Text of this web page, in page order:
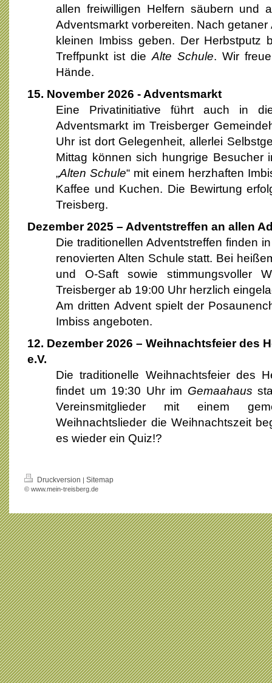
allen freiwilligen Helfern säubern und
Adventsmarkt vorbereiten. Nach
kleinen Imbiss geben. Der Herbstputz
Treffpunkt ist die Alte Schule. Wir
Hände.
15. November 2026 - Adventsmarkt
Eine Privatinitiative führt auch in
Adventsmarkt im Treisberger
Uhr ist dort Gelegenheit, allerlei
Mittag können sich hungrige Besucher
„Alten Schule“ mit einem herzhaften
Kaffee und Kuchen. Die Bewirtung
Treisberg.
Dezember 2025 – Adventstreffen an allen
Die traditionellen Adventstreffen finden
renovierten Alten Schule statt. Bei
und O-Saft sowie stimmungsvoller
Treisberger ab 19:00 Uhr herzlich
Am dritten Advent spielt der
Imbiss angeboten.
12. Dezember 2026 – Weihnachtsfeier des
e.V.
Die traditionelle Weihnachtsfeier des
findet um 19:30 Uhr im Gemaahaus
Vereinsmitglieder mit einem
Weihnachtslieder die Weihnachtszeit
es wieder ein Quiz!?
Druckversion | Sitemap
© www.mein-treisberg.de